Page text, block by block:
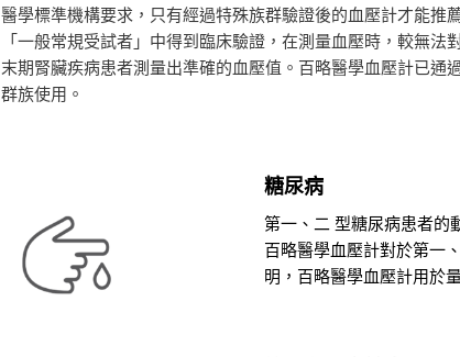
醫學標準機構要求，只有經過特殊族群驗證後的血壓計才能推
「一般常規受試者」中得到臨床驗證，在測量血壓時，較無法
末期腎臟疾病患者測量出準確的血壓值。百略醫學血壓計已通
群族使用。
糖尿病
第一、二 型糖尿病患者的
百略醫學血壓計對於第一
明，百略醫學血壓計用於